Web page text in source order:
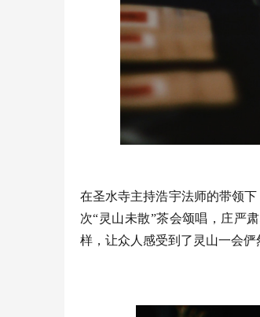
在圣水寺主持浩宇法师的带领
次“灵山未散”茶会颂唱，庄严
样，让众人感受到了灵山一会俨